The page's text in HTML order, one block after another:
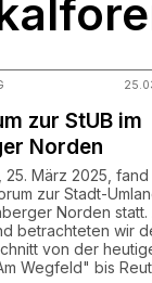
zur StUB im
Norden
25. März 2025, fand
zur Stadt-
Norden statt.
betrachteten wir
von der
Wegfeld" bis